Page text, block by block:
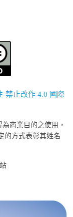
-禁止改作 4.0 國際
商業目的之使用，
的方式表彰其姓名